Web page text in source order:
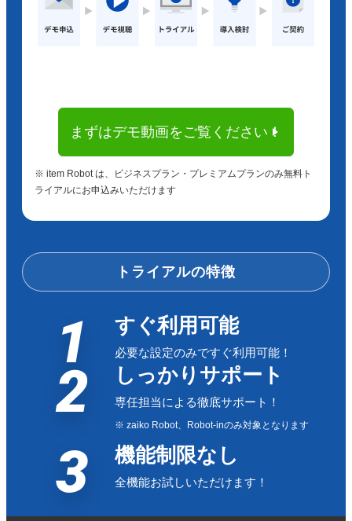
まずはデモ動画をご覧ください！
※ item Robot は、ビジネスプラン・プレミアムプランのみ無料ト
ライアルにお申込みいただけます
トライアルの特徴
1 すぐ利用可能
必要な設定のみですぐ利用可能！
2 しっかりサポート
専任担当による徹底サポート！
※ zaiko Robot、Robot-inのみ対象となります
3 機能制限なし
全機能お試しいただけます！